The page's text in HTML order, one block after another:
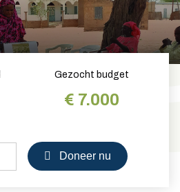
Gezocht budget
€ 7.000
Doneer nu